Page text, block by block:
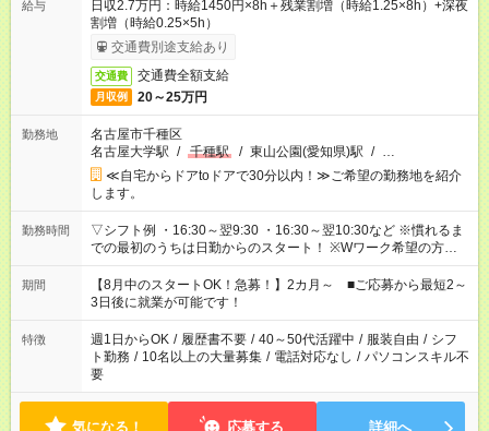
給与
日収2.7万円：時給1450円×8h＋残業割増（時給1.25×8h）+深夜
割増（時給0.25×5h）
交通費別途支給あり
交通費 交通費全額支給
月収例 20～25万円
勤務地
名古屋市千種区
名古屋大学駅 / 千種駅 / 東山公園(愛知県)駅 / …
≪自宅からドアtoドアで30分以内！≫ご希望の勤務地を紹介
します。
勤務時間
▽シフト例 ・16:30～翌9:30 ・16:30～翌10:30など ※慣れるま
での最初のうちは日勤からのスタート！ ※Wワーク希望の方へ
今ご覧のお仕事で希望する勤務時間と、もう1つのお仕事の勤務
時間。 合計で週40時間を超える場合は応募できません。
期間
【8月中のスタートOK！急募！】2カ月～ ■ご応募から最短2～
3日後に就業が可能です！
特徴 週1日からOK / 履歴書不要 / 40～50代活躍中 / 服装自由 / シフ
ト勤務 / 10名以上の大量募集 / 電話対応なし / パソコンスキル不
要
気になる！ 応募する 詳細へ